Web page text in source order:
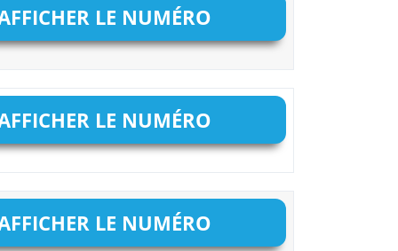
LE NUMÉRO
LE NUMÉRO
LE NUMÉRO